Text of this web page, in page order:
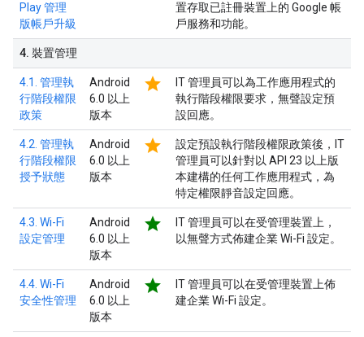
Play 管理
版帳戶升級
置存取已註冊裝置上的 Google 帳
戶服務和功能。
4. 裝置管理
4.1. 管理執
行階段權限
政策
Android
6.0 以上
版本
star
IT 管理員可以為工作應用程式的
執行階段權限要求，無聲設定預
設回應。
4.2. 管理執
行階段權限
授予狀態
Android
6.0 以上
版本
star
設定預設執行階段權限政策後，IT
管理員可以針對以 API 23 以上版
本建構的任何工作應用程式，為
特定權限靜音設定回應。
4.3. Wi-Fi
設定管理
Android
6.0 以上
版本
star
IT 管理員可以在受管理裝置上，
以無聲方式佈建企業 Wi-Fi 設定。
4.4. Wi-Fi
安全性管理
Android
6.0 以上
版本
star
IT 管理員可以在受管理裝置上佈
建企業 Wi-Fi 設定。